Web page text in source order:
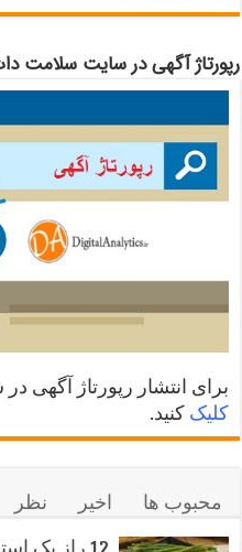
رپورتاژ آگهی در سایت سلامت
برای انتشار رپورتاژ آگهی
کلیک کنید.
محبوب ها اخیر نظر
12 راز یک